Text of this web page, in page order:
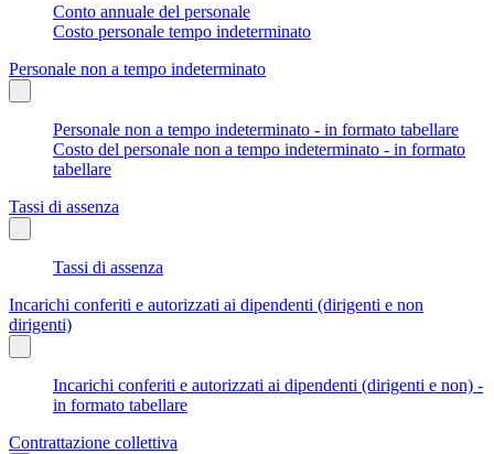
Conto annuale del personale
Costo personale tempo indeterminato
Personale non a tempo indeterminato
Personale non a tempo indeterminato - in formato tabellare
Costo del personale non a tempo indeterminato - in formato
tabellare
Tassi di assenza
Tassi di assenza
Incarichi conferiti e autorizzati ai dipendenti (dirigenti e non
dirigenti)
Incarichi conferiti e autorizzati ai dipendenti (dirigenti e non) -
in formato tabellare
Contrattazione collettiva